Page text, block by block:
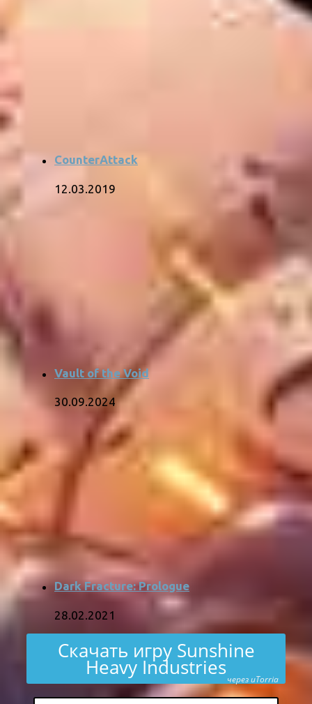
CounterAttack
12.03.2019
Vault of the Void
30.09.2024
Dark Fracture: Prologue
28.02.2021
Скачать игру Sunshine
Heavy Industriesчерез uTorria